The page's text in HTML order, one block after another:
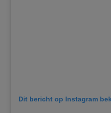
Dit bericht op Instagram